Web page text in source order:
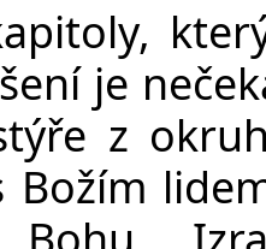
je
z
Božím